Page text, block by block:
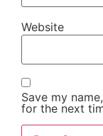
Website
Save my
for the next